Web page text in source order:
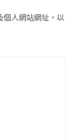
個人網站網址，以